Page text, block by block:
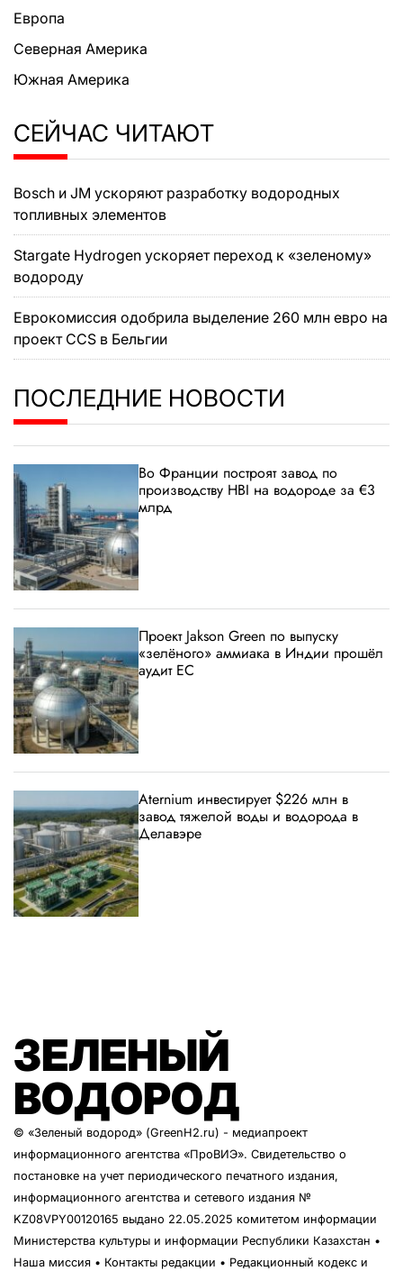
Европа
Северная Америка
Южная Америка
СЕЙЧАС ЧИТАЮТ
Bosch и JM ускоряют разработку водородных
топливных элементов
Stargate Hydrogen ускоряет переход к «зеленому»
водороду
Еврокомиссия одобрила выделение 260 млн евро на
проект CCS в Бельгии
ПОСЛЕДНИЕ НОВОСТИ
Во Франции построят завод по
производству HBI на водороде за €3
млрд
Проект Jakson Green по выпуску
«зелёного» аммиака в Индии прошёл
аудит ЕС
Aternium инвестирует $226 млн в
завод тяжелой воды и водорода в
Делавэре
ЗЕЛЕНЫЙ
ВОДОРОД
© «Зеленый водород» (GreenH2.ru) - медиапроект
информационного агентства «ПроВИЭ». Свидетельство о
постановке на учет периодического печатного издания,
информационного агентства и сетевого издания №
KZ08VPY00120165 выдано 22.05.2025 комитетом информации
Министерства культуры и информации Республики Казахстан •
Наша миссия • Контакты редакции • Редакционный кодекс и